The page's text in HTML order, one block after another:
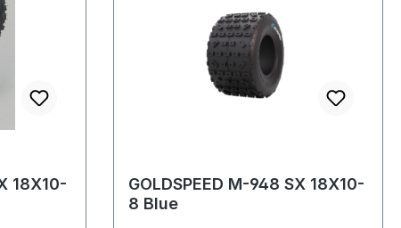
18X10-
GOLDSPEED M-948 SX 18X10-
8 Blue